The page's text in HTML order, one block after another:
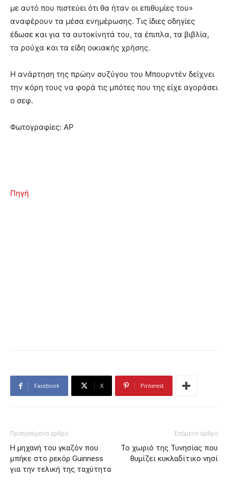
με αυτό που πιστεύει ότι θα ήταν οι επιθυμίες του»
αναφέρουν τα μέσα ενημέρωσης. Τις ίδιες οδηγίες
έδωσε και για τα αυτοκίνητά του, τα έπιπλα, τα βιβλία,
τα ρούχα και τα είδη οικιακής χρήσης.
Η ανάρτηση της πρώην συζύγου του Μπουρντέν δείχνει
την κόρη τους να φορά τις μπότες που της είχε αγοράσει
ο σεφ.
Φωτογραφίες: AP
Πηγή
Facebook X Pinterest
Προηγούμενο άρθρο
Η μηχανή του γκαζόν που
μπήκε στο ρεκόρ Guinness
για την τελική της ταχύτητα
Επόμενο άρθρο
Το χωριό της Τυνησίας που
θυμίζει κυκλαδίτικο νησί